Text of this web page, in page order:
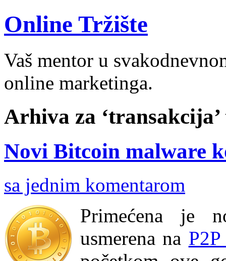
Online Tržište
Vaš mentor u
online marketinga.
Arhiva za ‘transakcija’
Novi Bitcoin malware
sa jednim komentarom
Primećena je
usmerena na